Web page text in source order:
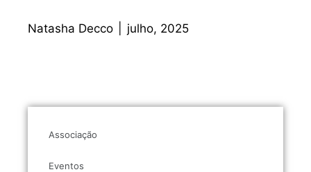
Natasha Decco julho, 2025
Associação
Eventos